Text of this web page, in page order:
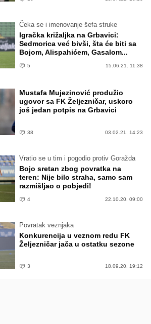
Čeka se i imenovanje šefa struke
Igračka križaljka na Grbavici:
Sedmorica već bivši, šta će biti sa
Bojom, Alispahićem, Gasalom...
5 15.06.21. 11:38
Mustafa Mujezinović produžio
ugovor sa FK Željezničar, uskoro
još jedan potpis na Grbavici
38 03.02.21. 14:23
Vratio se u tim i pogodio protiv Goražda
Bojo sretan zbog povratka na
teren: Nije bilo straha, samo sam
razmišljao o pobjedi!
4 22.10.20. 09:00
Povratak veznjaka
Konkurencija u veznom redu FK
Željezničar jača u ostatku sezone
3 18.09.20. 19:12